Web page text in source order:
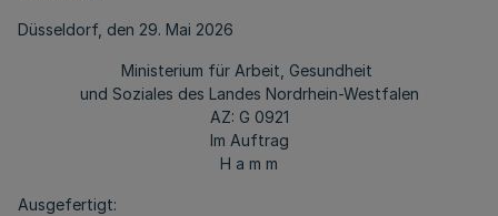
Düsseldorf, den 29. Mai 2026
Ministerium für Arbeit, Gesundheit
und Soziales des Landes Nordrhein-Westfalen
AZ: G 0921
Im Auftrag
H a m m
Ausgefertigt: